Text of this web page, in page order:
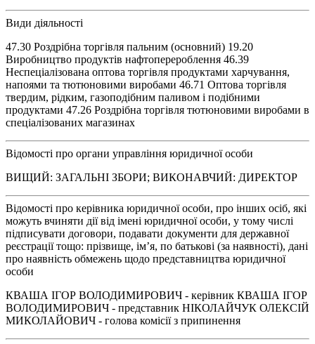
Види діяльності
47.30 Роздрібна торгівля пальним (основний) 19.20
Виробництво продуктів нафтоперероблення 46.39
Неспеціалізована оптова торгівля продуктами харчування,
напоями та тютюновими виробами 46.71 Оптова торгівля
твердим, рідким, газоподібним паливом і подібними
продуктами 47.26 Роздрібна торгівля тютюновими виробами в
спеціалізованих магазинах
Відомості про органи управління юридичної особи
ВИЩИЙ: ЗАГАЛЬНІ ЗБОРИ; ВИКОНАВЧИЙ: ДИРЕКТОР
Відомості про керівника юридичної особи, про інших осіб, які
можуть вчиняти дії від імені юридичної особи, у тому числі
підписувати договори, подавати документи для державної
реєстрації тощо: прізвище, ім’я, по батькові (за наявності), дані
про наявність обмежень щодо представництва юридичної
особи
КВАША ІГОР ВОЛОДИМИРОВИЧ - керівник КВАША ІГОР
ВОЛОДИМИРОВИЧ - представник НІКОЛАЙЧУК ОЛЕКСІЙ
МИКОЛАЙОВИЧ - голова комісії з припинення